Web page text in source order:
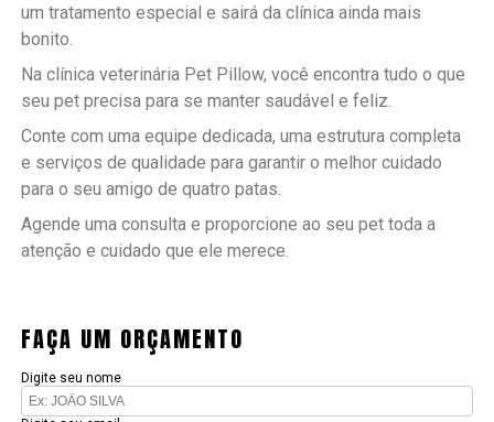
um tratamento especial e sairá da clínica ainda mais
bonito.
Na clínica veterinária Pet Pillow, você encontra tudo o que
seu pet precisa para se manter saudável e feliz.
Conte com uma equipe dedicada, uma estrutura completa
e serviços de qualidade para garantir o melhor cuidado
para o seu amigo de quatro patas.
Agende uma consulta e proporcione ao seu pet toda a
atenção e cuidado que ele merece.
FAÇA UM ORÇAMENTO
Digite seu nome